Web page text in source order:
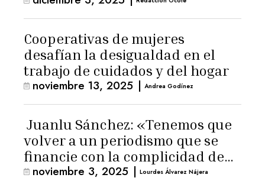
Cooperativas de mujeres
desafían la desigualdad en el
trabajo de cuidados y del hogar
noviembre 13, 2025 | Andrea Godínez
Juanlu Sánchez: «Tenemos que
volver a un periodismo que se
financie con la complicidad de
los lectores»
noviembre 3, 2025 | Lourdes Álvarez Nájera